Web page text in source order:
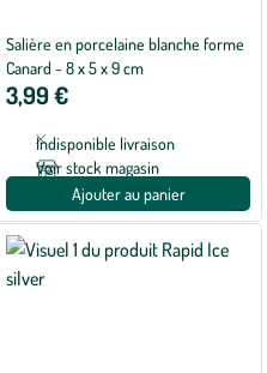
Salière en porcelaine blanche forme
Canard - 8 x 5 x 9 cm
3,99 €
Indisponible livraison
Voir stock magasin
Ajouter au panier